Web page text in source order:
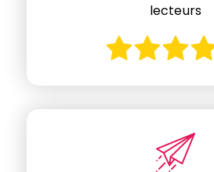
lecteurs